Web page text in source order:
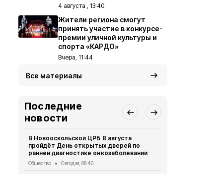
4 августа , 13:40
Жители региона смогут
принять участие в конкурсе-
премии уличной культуры и
спорта «КАРДО»
Вчера, 11:44
Все материалы
Последние
новости
В Новооскольской ЦРБ 8 августа
пройдёт День открытых дверей по
ранней диагностике онкозаболеваний
Общество Сегодня, 08:40